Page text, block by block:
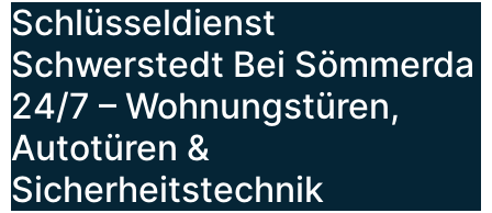
Schlüsseldienst
Schwerstedt Bei Sömmerda
24/7 – Wohnungstüren,
Autotüren &
Sicherheitstechnik